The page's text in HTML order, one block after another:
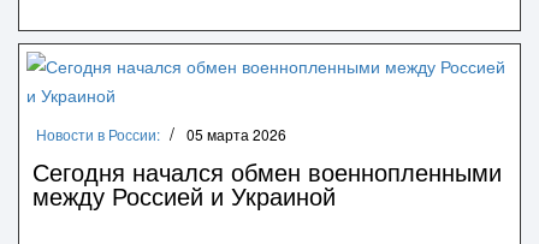
Новости в России: 05 марта 2026
Сегодня начался обмен военнопленными
между Россией и Украиной